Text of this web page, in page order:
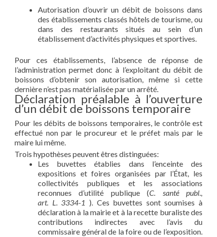
Autorisation d’ouvrir un débit de boissons dans
des établissements classés hôtels de tourisme, ou
dans des restaurants situés au sein d’un
établissement d’activités physiques et sportives.
Pour ces établissements, l’absence de réponse de
l’administration permet donc à l’exploitant du débit de
boissons d’obtenir son autorisation, même si cette
dernière n’est pas matérialisée par un arrêté.
Déclaration préalable à l’ouverture
d’un débit de boissons temporaire
Pour les débits de boissons temporaires, le contrôle est
effectué non par le procureur et le préfet mais par le
maire lui même.
Trois hypothèses peuvent êtres distinguées:
Les buvettes établies dans l’enceinte des
expositions et foires organisées par l’État, les
collectivités publiques et les associations
reconnues d’utilité publique (C. santé publ.,
art. L. 3334-1 ). Ces buvettes sont soumises à
déclaration à la mairie et à la recette buraliste des
contributions indirectes avec l’avis du
commissaire général de la foire ou de l’exposition.